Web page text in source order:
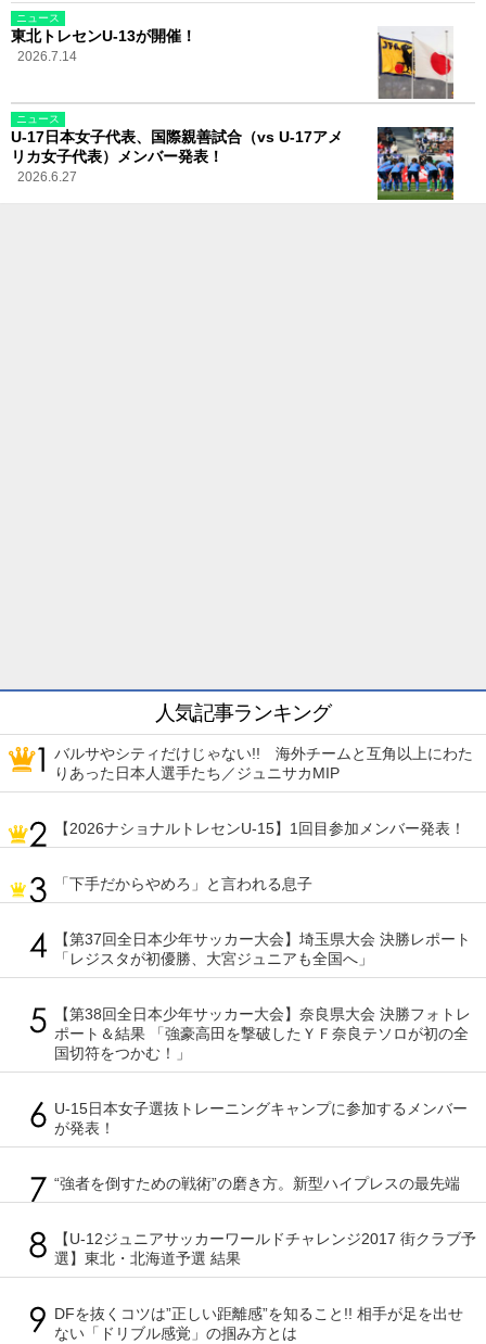
ニュース
東北トレセンU-13が開催！
2026.7.14
ニュース
U-17日本女子代表、国際親善試合（vs U-17アメ
リカ女子代表）メンバー発表！
2026.6.27
人気記事ランキング
バルサやシティだけじゃない!! 海外チームと互角以上にわた
りあった日本人選手たち／ジュニサカMIP
【2026ナショナルトレセンU-15】1回目参加メンバー発表！
「下手だからやめろ」と言われる息子
【第37回全日本少年サッカー大会】埼玉県大会 決勝レポート
「レジスタが初優勝、大宮ジュニアも全国へ」
【第38回全日本少年サッカー大会】奈良県大会 決勝フォトレ
ポート＆結果 「強豪高田を撃破したＹＦ奈良テソロが初の全
国切符をつかむ！」
U-15日本女子選抜トレーニングキャンプに参加するメンバー
が発表！
“強者を倒すための戦術”の磨き方。新型ハイプレスの最先端
【U-12ジュニアサッカーワールドチャレンジ2017 街クラブ予
選】東北・北海道予選 結果
DFを抜くコツは”正しい距離感”を知ること!! 相手が足を出せ
ない「ドリブル感覚」の掴み方とは